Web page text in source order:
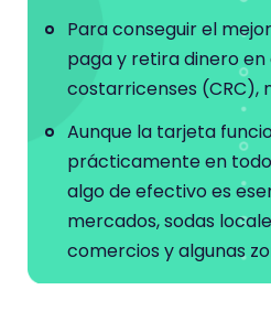
Para conseguir el
paga y retira dinero en
costarricenses (CRC),
Aunque la tarjeta
prácticamente en
algo de efectivo es
mercados, sodas
comercios y algunas